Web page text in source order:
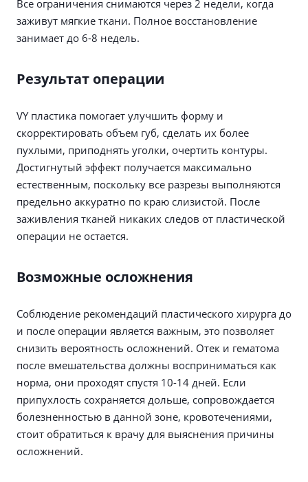
Все ограничения снимаются через 2 недели, когда
заживут мягкие ткани. Полное восстановление
занимает до 6-8 недель.
Результат операции
VY пластика помогает улучшить форму и
скорректировать объем губ, сделать их более
пухлыми, приподнять уголки, очертить контуры.
Достигнутый эффект получается максимально
естественным, поскольку все разрезы выполняются
предельно аккуратно по краю слизистой. После
заживления тканей никаких следов от пластической
операции не остается.
Возможные осложнения
Соблюдение рекомендаций пластического хирурга до
и после операции является важным, это позволяет
снизить вероятность осложнений. Отек и гематома
после вмешательства должны восприниматься как
норма, они проходят спустя 10-14 дней. Если
припухлость сохраняется дольше, сопровождается
болезненностью в данной зоне, кровотечениями,
стоит обратиться к врачу для выяснения причины
осложнений.